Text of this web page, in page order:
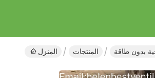
المنزل المنتجات بدون طاقة